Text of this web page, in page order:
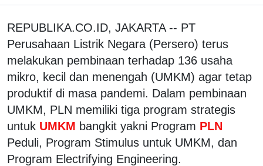
REPUBLIKA.CO.ID, JAKARTA -- PT
Perusahaan Listrik Negara (Persero) terus
melakukan pembinaan terhadap 136 usaha
mikro, kecil dan menengah (UMKM) agar tetap
produktif di masa pandemi. Dalam pembinaan
UMKM, PLN memiliki tiga program strategis
untuk UMKM bangkit yakni Program PLN
Peduli, Program Stimulus untuk UMKM, dan
Program Electrifying Engineering.